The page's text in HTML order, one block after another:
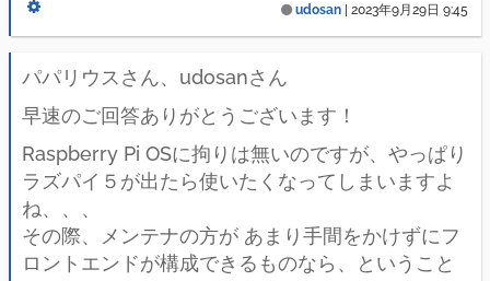
udosan 2023年9月29日 9:45
パパリウスさん、udosanさん
早速のご回答ありがとうございます！
Raspberry Pi OSに拘りは無いのですが、やっぱり
ラズパイ５が出たら使いたくなってしまいますよ
ね、、、
その際、メンテナの方が あまり手間をかけずにフ
ロントエンドが構成できるものなら、ということ